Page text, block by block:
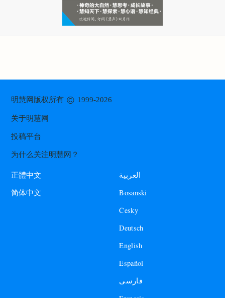
明慧网版权所有© 1999-2026
关于明慧网
投稿平台
为什么关注明慧网？
正體中文
简体中文
العربية
Bosanski
Česky
Deutsch
English
Español
فارسی